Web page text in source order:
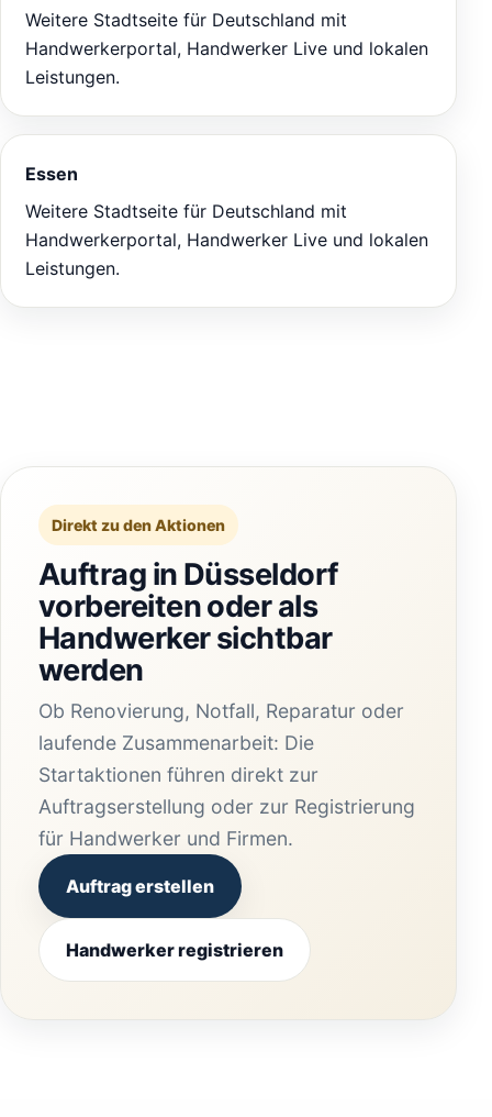
Weitere Stadtseite für Deutschland mit
Handwerkerportal, Handwerker Live und lokalen
Leistungen.
Essen
Weitere Stadtseite für Deutschland mit
Handwerkerportal, Handwerker Live und lokalen
Leistungen.
Direkt zu den Aktionen
Auftrag in Düsseldorf
vorbereiten oder als
Handwerker sichtbar
werden
Ob Renovierung, Notfall, Reparatur oder
laufende Zusammenarbeit: Die
Startaktionen führen direkt zur
Auftragserstellung oder zur Registrierung
für Handwerker und Firmen.
Auftrag erstellen
Handwerker registrieren